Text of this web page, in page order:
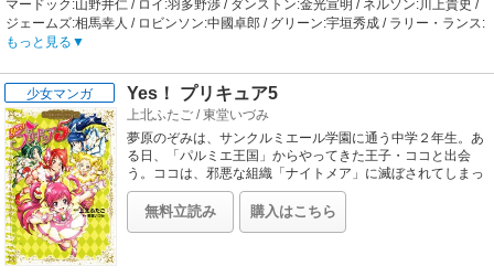
マードック:山野井仁 / ロイ:羽多野渉 / ダンストン:金光宣明 / ネルソン:川上貴史 /
ジェームズ:相馬幸人 / ロビンソン:中國卓郎 / グリーン:宇垣秀成 / ラリー・ランス:
小杉満 / ステーシー監督:鈴木琢磨 / トニー投手コーチ:保村真 / ジョー・ギブソン:
榎本温子 / カーター監督:浦山迅 / ケロッグ:加藤寛規 / オリバー:小山力也 / ソフィ
ア・リード:井上麻里奈 / エミリー・ファーガソン:豊口めぐみ / 佐藤寿也:森田成一
/ 清水薫:笹本優子 / 清水大河:朴璐美 / 茂野英毅:咲野俊介 / 茂野桃子:野田順子
【あらすじ】
第3シリーズは、海堂高校をやめた吾郎が、野球部のない聖秀高校に編入すると
ころから始まります。吾郎は「打倒、海堂！」実現のため、少ない男子生徒を誘
い、新しく野球部を作ろうとします。ところがクラスメートの藤井、田代たち
は、誰ひとり野球なんて興味ナシ！ そこで吾郎が考えた、野球部に入ってもらう
ための方法とは？苦労の末、野球部新設は学校に認められ、吾郎と7人の男子全
員が形の上では野球部のメンバーに。しかし今度は、野球部の顧問・山田先生が
チームに次々と試練を課します。その試練とは、いったい何か？？―そして吾郎
もっと見る
少女マンガ Yes！ プリキュア5
上北ふたご /東堂いづみ
夢原のぞみは、サンクルミエール学園に通う中学２年生。あ
る日、「パルミエ王国」からやってきた王子・ココと出会
う。ココは、邪悪な組織「ナイトメア」に滅ぼされてしまっ
た故郷を蘇らせるためにドリームコレットを探していて…。
ココを助けるため、のぞみはプリキュアに変身！ りん、こ
まち、うらら、かれんも仲間に加わって、プリキュアは５人
無料立読み 購入はこちら